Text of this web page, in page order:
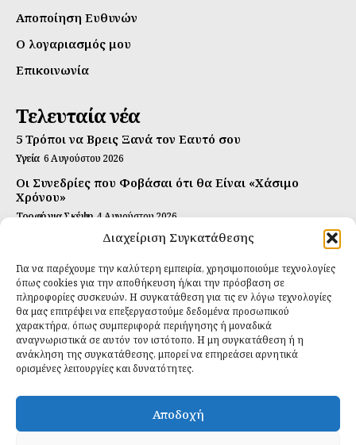
Διαχείριση Συγκατάθεσης
Για να παρέχουμε την καλύτερη εμπειρία, χρησιμοποιούμε τεχνολογίες
όπως cookies για την αποθήκευση ή/και την πρόσβαση σε
πληροφορίες συσκευών. Η συγκατάθεση για τις εν λόγω τεχνολογίες
θα μας επιτρέψει να επεξεργαστούμε δεδομένα προσωπικού
χαρακτήρα, όπως συμπεριφορά περιήγησης ή μοναδικά
αναγνωριστικά σε αυτόν τον ιστότοπο. Η μη συγκατάθεση ή η
ανάκληση της συγκατάθεσης, μπορεί να επηρεάσει αρνητικά
ορισμένες λειτουργίες και δυνατότητες.
Αποδοχή
Αποποίηση Ευθυνών
Ο λογαριασμός μου
Επικοινωνία
Τελευταία νέα
5 Τρόποι να Βρεις Ξανά τον Εαυτό σου
Υγεία 6 Αυγούστου 2026
Οι Συνεδρίες που Φοβάσαι ότι θα Είναι «Χάσιμο
Χρόνου»
Τροφή για Σκέψη 4 Αυγούστου 2026
Αυτή Είναι η Συνταγή για Τέλεια Κομπούτσα
Ιδανικές Τροφές 26 Ιουλίου 2026
Εγγραφείτε
ΕΓΓΡΑΦΉ